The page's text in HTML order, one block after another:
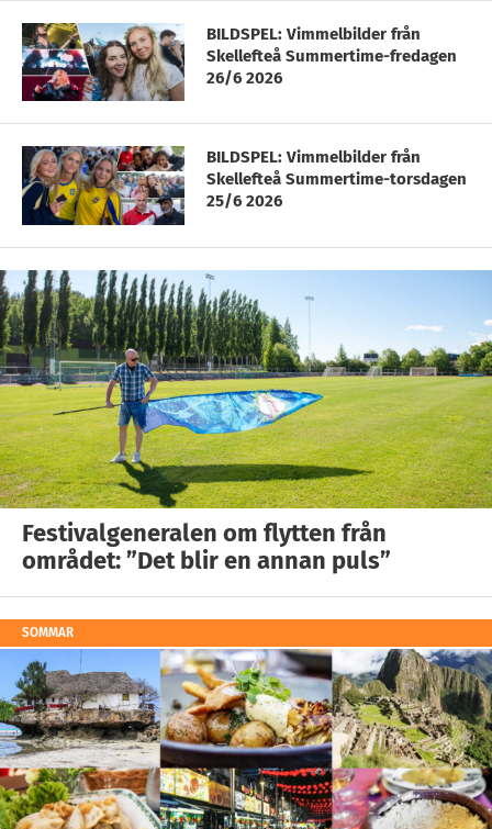
BILDSPEL: Vimmelbilder från
Skellefteå Summertime-fredagen
26/6 2026
BILDSPEL: Vimmelbilder från
Skellefteå Summertime-torsdagen
25/6 2026
Festivalgeneralen om flytten från
området: ”Det blir en annan puls”
SOMMAR